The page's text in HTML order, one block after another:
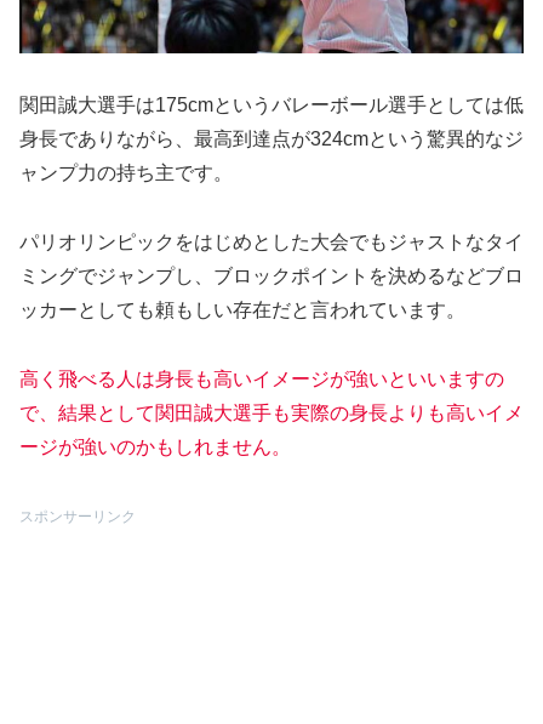
関田誠大選手は175cmというバレーボール選手としては低
身長でありながら、最高到達点が324cmという驚異的なジ
ャンプ力の持ち主です。
パリオリンピックをはじめとした大会でもジャストなタイ
ミングでジャンプし、ブロックポイントを決めるなどブロ
ッカーとしても頼もしい存在だと言われています。
高く飛べる人は身長も高いイメージが強いといいますの
で、結果として関田誠大選手も実際の身長よりも高いイメ
ージが強いのかもしれません。
スポンサーリンク